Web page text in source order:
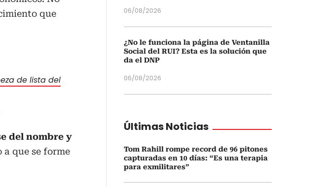
que
de lista del
del nombre y
a que se forme
06/08/2026
¿No le funciona la página de Ventanilla
Social del RUI? Esta es la solución que
da el DNP
06/08/2026
Últimas Noticias
Tom Rahill rompe record de 96 pitones
capturadas en 10 días: “Es una terapia
para exmilitares”